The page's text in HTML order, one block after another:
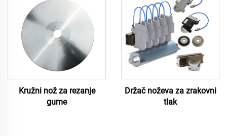
Kružni nož za rezanje
gume
Držač noževa za zrakovni
tlak